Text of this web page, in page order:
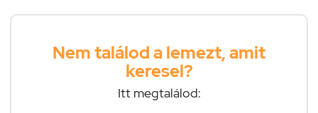
Nem találod a lemezt, amit
keresel?
Itt megtalálod: